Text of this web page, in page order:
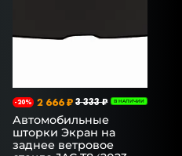
-20% 2 666 ₽ 3 333 ₽ В НАЛИЧИИ
Автомобильные
шторки Экран на
заднее ветровое